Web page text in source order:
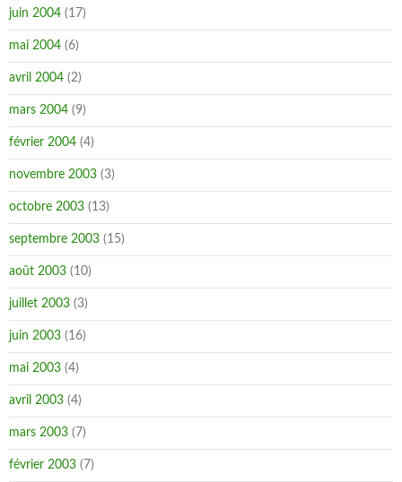
juin 2004 (17)
mai 2004 (6)
avril 2004 (2)
mars 2004 (9)
février 2004 (4)
novembre 2003 (3)
octobre 2003 (13)
septembre 2003 (15)
août 2003 (10)
juillet 2003 (3)
juin 2003 (16)
mai 2003 (4)
avril 2003 (4)
mars 2003 (7)
février 2003 (7)